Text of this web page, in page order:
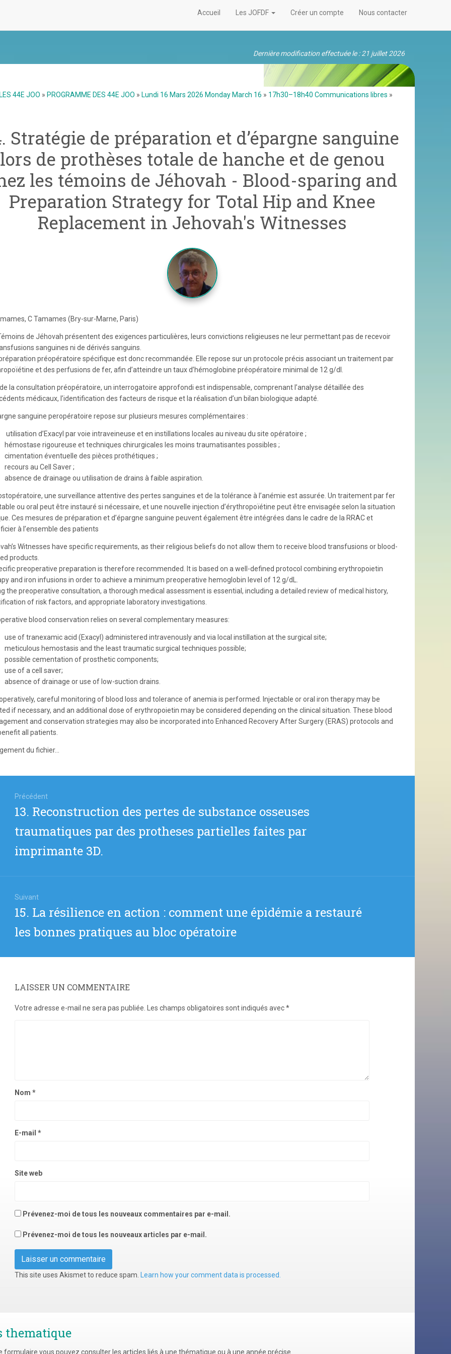
Dernière modification effectuée le : 21 juillet 2026
Accueil Les JOFDF Créer un compte Nous contacter
LES 44E JOO » PROGRAMME DES 44E JOO » Lundi 16 Mars 2026 Monday March 16 » 17h30–18h40 Communications libres »
Stratégie de préparation et d’épargne sanguine
lors de prothèses totale de hanche et de genou
les témoins de Jéhovah - Blood-sparing and
Preparation Strategy for Total Hip and Knee
Replacement in Jehovah's Witnesses
C Tamames (Bry-sur-Marne, Paris)
de Jéhovah présentent des exigences particulières, leurs convictions religieuses ne leur permettant pas de recevoir
sanguines ni de dérivés sanguins.
préopératoire spécifique est donc recommandée. Elle repose sur un protocole précis associant un traitement par
et des perfusions de fer, afin d’atteindre un taux d’hémoglobine préopératoire minimal de 12 g/dl.
de la consultation préopératoire, un interrogatoire approfondi est indispensable, comprenant l’analyse détaillée des
médicaux, l’identification des facteurs de risque et la réalisation d’un bilan biologique adapté.
sanguine peropératoire repose sur plusieurs mesures complémentaires :
utilisation d’Exacyl par voie intraveineuse et en instillations locales au niveau du site opératoire ;
hémostase rigoureuse et techniques chirurgicales les moins traumatisantes possibles ;
cimentation éventuelle des pièces prothétiques ;
recours au Cell Saver ;
absence de drainage ou utilisation de drains à faible aspiration.
une surveillance attentive des pertes sanguines et de la tolérance à l’anémie est assurée. Un traitement par fer
ou oral peut être instauré si nécessaire, et une nouvelle injection d’érythropoïétine peut être envisagée selon la situation
Ces mesures de préparation et d’épargne sanguine peuvent également être intégrées dans le cadre de la RRAC et
à l’ensemble des patients
Witnesses have specific requirements, as their religious beliefs do not allow them to receive blood transfusions or blood-
products.
preoperative preparation is therefore recommended. It is based on a well-defined protocol combining erythropoietin
and iron infusions in order to achieve a minimum preoperative hemoglobin level of 12 g/dL.
the preoperative consultation, a thorough medical assessment is essential, including a detailed review of medical history,
of risk factors, and appropriate laboratory investigations.
blood conservation relies on several complementary measures:
use of tranexamic acid (Exacyl) administered intravenously and via local instillation at the surgical site;
meticulous hemostasis and the least traumatic surgical techniques possible;
possible cementation of prosthetic components;
use of a cell saver;
absence of drainage or use of low-suction drains.
careful monitoring of blood loss and tolerance of anemia is performed. Injectable or oral iron therapy may be
if necessary, and an additional dose of erythropoietin may be considered depending on the clinical situation. These blood
and conservation strategies may also be incorporated into Enhanced Recovery After Surgery (ERAS) protocols and
all patients.
du fichier...
Précédent
Article
précédent
:
13. Reconstruction des pertes de substance osseuses
traumatiques par des protheses partielles faites par
imprimante 3D.
Suivant
Article
suivant
:
15. La résilience en action : comment une épidémie a restauré
les bonnes pratiques au bloc opératoire
LAISSER UN COMMENTAIRE
Votre adresse e-mail ne sera pas publiée. Les champs obligatoires sont indiqués avec*
Nom *
E-mail *
Site web
Prévenez-moi de tous les nouveaux commentaires par e-mail.
Prévenez-moi de tous les nouveaux articles par e-mail.
This site uses Akismet to reduce spam. Learn how your comment data is processed.
thematique
formulaire vous pouvez consulter les articles liés à une thématique ou à une année précise.